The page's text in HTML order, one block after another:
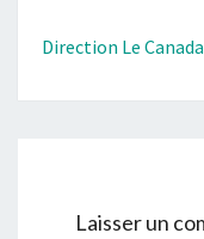
Direction Le
Laisser un